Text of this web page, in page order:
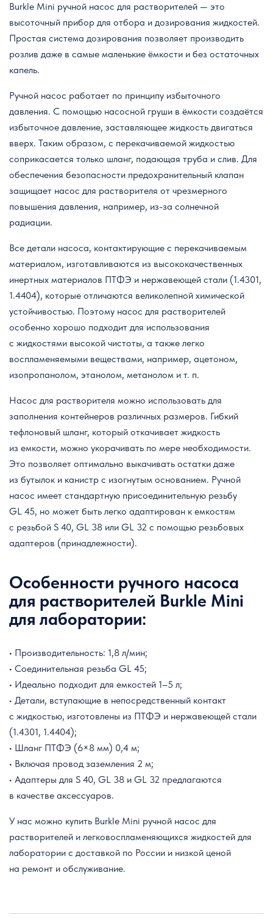
Burkle Mini ручной насос для растворителей — это
высоточный прибор для отбора и дозирования жидкостей.
Простая система дозирования позволяет производить
розлив даже в самые маленькие ёмкости и без остаточных
капель.
Ручной насос работает по принципу избыточного
давления. С помощью насосной груши в ёмкости создаётся
избыточное давление, заставляющее жидкость двигаться
вверх. Таким образом, с перекачиваемой жидкостью
соприкасается только шланг, подающая труба и слив. Для
обеспечения безопасности предохранительный клапан
защищает насос для растворителя от чрезмерного
повышения давления, например, из-за солнечной
радиации.
Все детали насоса, контактирующие с перекачиваемым
материалом, изготавливаются из высококачественных
инертных материалов ПТФЭ и нержавеющей стали (1.4301,
1.4404), которые отличаются великолепной химической
устойчивостью. Поэтому насос для растворителей
особенно хорошо подходит для использования
с жидкостями высокой чистоты, а также легко
воспламеняемыми веществами, например, ацетоном,
изопропанолом, этанолом, метанолом и т. п.
Насос для растворителя можно использовать для
заполнения контейнеров различных размеров. Гибкий
тефлоновый шланг, который откачивает жидкость
из емкости, можно укорачивать по мере необходимости.
Это позволяет оптимально выкачивать остатки даже
из бутылок и канистр с изогнутым основанием. Ручной
насос имеет стандартную присоединительную резьбу
GL 45, но может быть легко адаптирован к емкостям
с резьбой S 40, GL 38 или GL 32 с помощью резьбовых
адаптеров (принадлежности).
Особенности ручного насоса
для растворителей Burkle Mini
для лаборатории:
• Производительность: 1,8 л/мин;
• Соединительная резьба GL 45;
• Идеально подходит для емкостей 1–5 л;
• Детали, вступающие в непосредственный контакт
с жидкостью, изготовлены из ПТФЭ и нержавеющей стали
(1.4301, 1.4404);
• Шланг ПТФЭ (6×8 мм) 0,4 м;
• Включая провод заземления 2 м;
• Адаптеры для S 40, GL 38 и GL 32 предлагаются
в качестве аксессуаров.
У нас можно купить Burkle Mini ручной насос для
растворителей и легковоспламеняющихся жидкостей для
лаборатории с доставкой по России и низкой ценой
на ремонт и обслуживание.